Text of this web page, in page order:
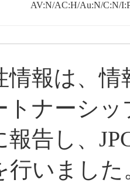
AV:N/AC:H/Au:N/C:N/
情報は、
トナーシ
報告し、
行いました